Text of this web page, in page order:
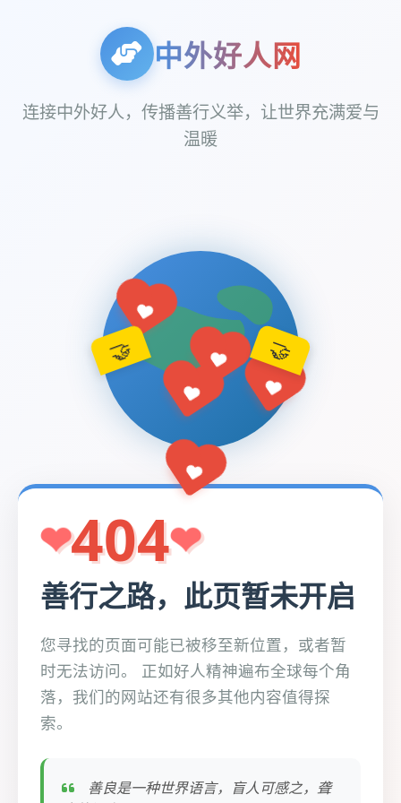
中外好人网
连接中外好人，传播善行义举，让世界充满爱与
温暖
🤝 🤝
404
善行之路，此页暂未开启
您寻找的页面可能已被移至新位置，或者暂
时无法访问。 正如好人精神遍布全球每个角
落，我们的网站还有很多其他内容值得探
索。
善良是一种世界语言，盲人可感之，聋